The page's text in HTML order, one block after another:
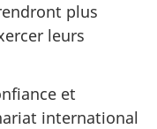
plus
leurs
et
international